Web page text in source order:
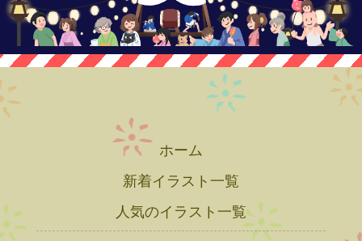
ホーム
新着イラスト一覧
人気のイラスト一覧